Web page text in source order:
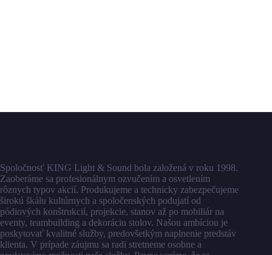
Spoločnosť KING Light & Sound bola založená v roku 1998.
Zaoberáme sa profesionálnym ozvučením a osvetlením
rôznych typov akcií. Produkujeme a technicky zabezpečujeme
širokú škálu kultúrnych a spoločenských podujatí od
pódiových konštrukcií, projekcie, stanov až po mobiliár na
eventy, teambuilding a dekoráciu stolov. Našou ambíciou je
poskytovať kvalitné služby, predovšetkým naplnenie predstáv
klienta. V prípade záujmu sa radi stretneme osobne a